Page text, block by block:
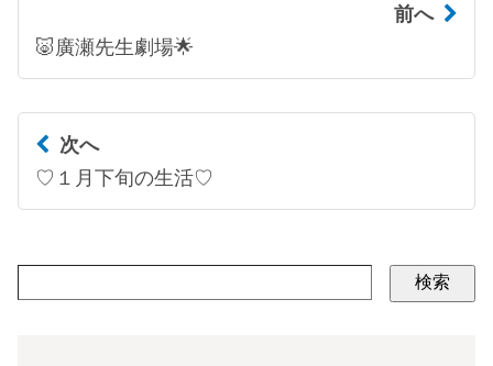
前へ
🐷廣瀬先生劇場🌟
次へ
♡１月下旬の生活♡
検索